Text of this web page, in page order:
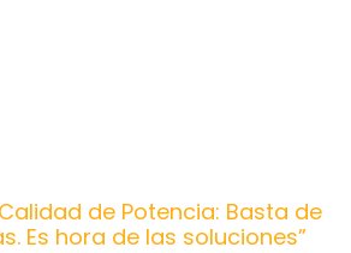
de Potencia: Basta de
Es hora de las soluciones”